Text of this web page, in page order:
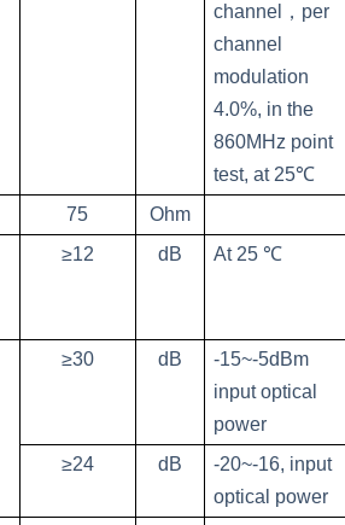
channel
， per
channel
modulation
4.0%, in the
860MHz point
test, at 25℃
75
Ohm
≥12 dB At 25 ℃
≥30 dB
-15~-5dBm
input optical
power
≥24
dB
-20~-16, input
optical power